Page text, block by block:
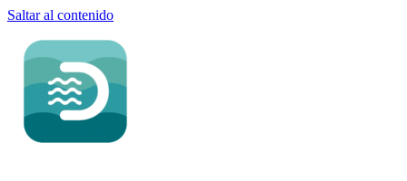
Saltar al contenido